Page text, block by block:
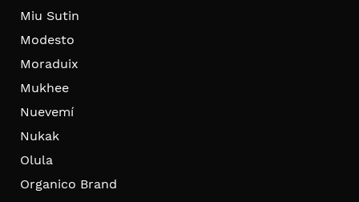
Miu Sutin
Modesto
Moraduix
Mukhee
Nuevemí
Nukak
Olula
Organico Brand